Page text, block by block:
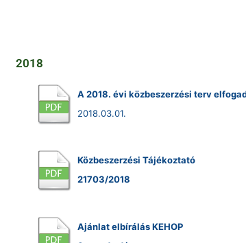
2018
A 2018. évi közbeszerzési terv
2018.03.01.
Közbeszerzési Tájékoztató
21703/2018
Ajánlat elbírálás KEHOP